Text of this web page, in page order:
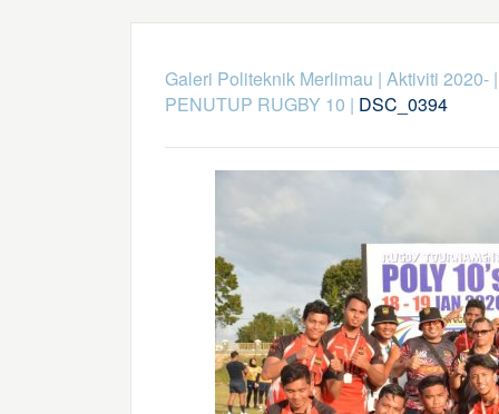
Galeri Politeknik Merlimau | Aktiviti 2020-
PENUTUP RUGBY 10 | DSC_0394